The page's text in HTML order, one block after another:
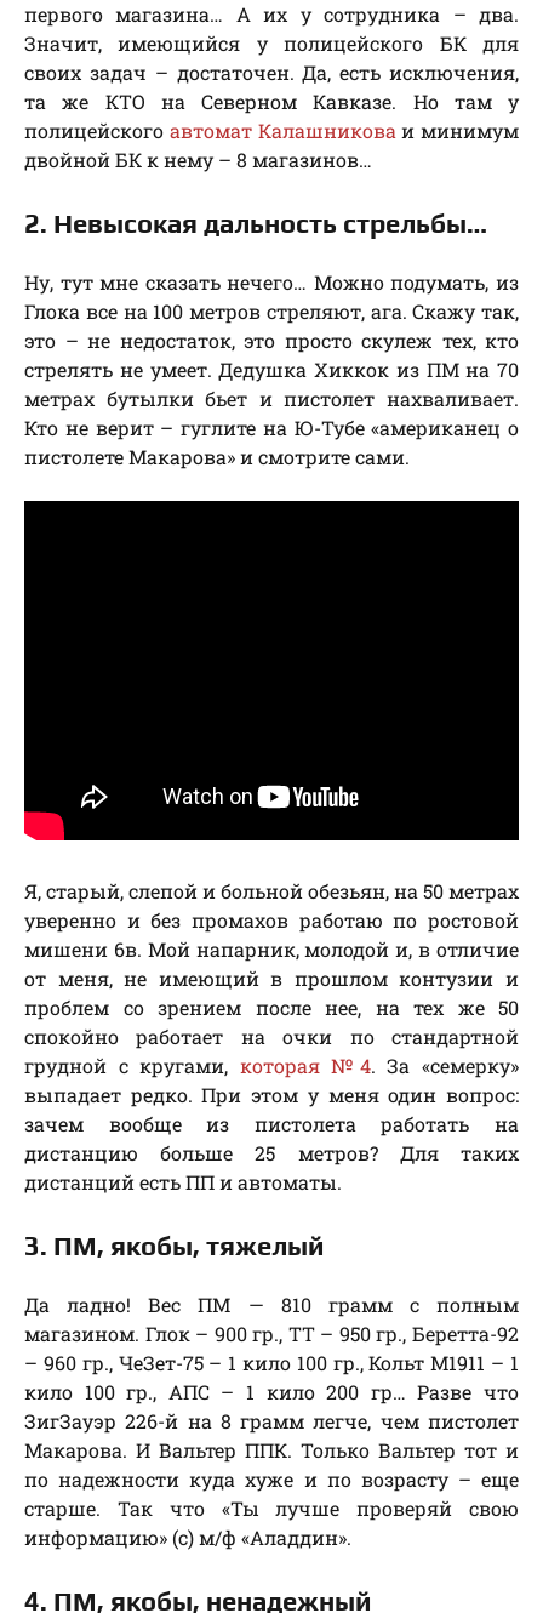
первого магазина… А их у сотрудника – два.
Значит, имеющийся у полицейского БК для
своих задач – достаточен. Да, есть исключения,
та же КТО на Северном Кавказе. Но там у
полицейского автомат Калашниковаи минимум
двойной БК к нему – 8 магазинов…
2. Невысокая дальность стрельбы…
Ну, тут мне сказать нечего… Можно подумать, из
Глока все на 100 метров стреляют, ага. Скажу так,
это – не недостаток, это просто скулеж тех, кто
стрелять не умеет. Дедушка Хиккок из ПМ на 70
метрах бутылки бьет и пистолет нахваливает.
Кто не верит – гуглите на Ю-Тубе «американец о
пистолете Макарова» и смотрите сами.
Я, старый, слепой и больной обезьян, на 50 метрах
уверенно и без промахов работаю по ростовой
мишени 6в. Мой напарник, молодой и, в отличие
от меня, не имеющий в прошлом контузии и
проблем со зрением после нее, на тех же 50
спокойно работает на очки по стандартной
грудной с кругами, которая №4. За «семерку»
выпадает редко. При этом у меня один вопрос:
зачем вообще из пистолета работать на
дистанцию больше 25 метров? Для таких
дистанций есть ПП и автоматы.
3. ПМ, якобы, тяжелый
Да ладно! Вес ПМ — 810 грамм с полным
магазином. Глок – 900 гр., ТТ – 950 гр., Беретта-92
– 960 гр., ЧеЗет-75 – 1 кило 100 гр., Кольт М1911 – 1
кило 100 гр., АПС – 1 кило 200 гр… Разве что
ЗигЗауэр 226-й на 8 грамм легче, чем пистолет
Макарова. И Вальтер ППК. Только Вальтер тот и
по надежности куда хуже и по возрасту – еще
старше. Так что «Ты лучше проверяй свою
информацию» (с) м/ф «Аладдин».
4. ПМ, якобы, ненадежный